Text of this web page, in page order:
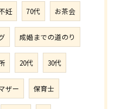
妊 70代 お茶会
成婚までの道のり
20代 30代
ザー 保育士